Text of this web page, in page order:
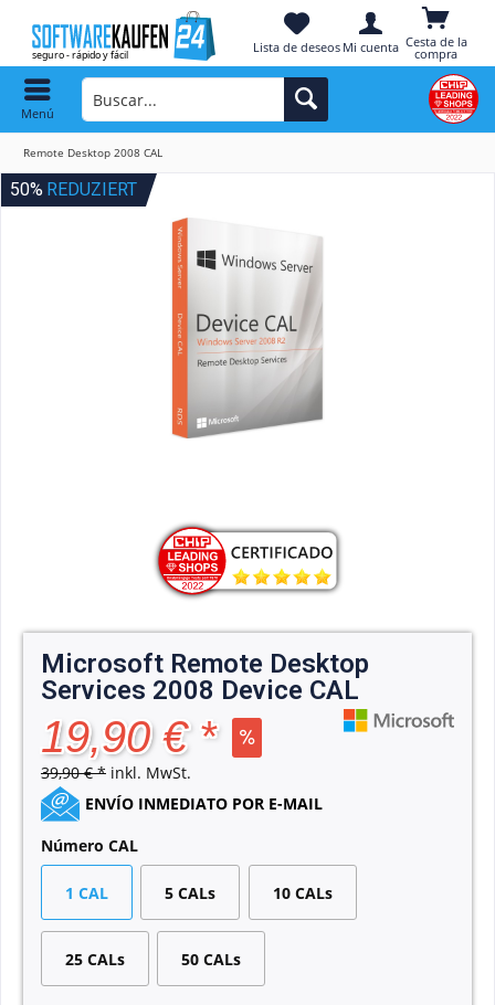
Cesta de la
compra
Lista de deseos Mi cuenta
Menú
Remote Desktop 2008 CAL
50% REDUZIERT
Microsoft Remote Desktop
Services 2008 Device CAL
19,90 € *
39,90 € * inkl. MwSt.
ENVÍO INMEDIATO POR E-MAIL
Número CAL
1 CAL 5 CALs 10 CALs
25 CALs 50 CALs